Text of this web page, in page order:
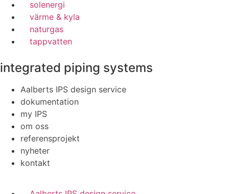
solenergi
värme & kyla
naturgas
tappvatten
integrated piping systems
Aalberts IPS design service
dokumentation
my IPS
om oss
referensprojekt
nyheter
kontakt